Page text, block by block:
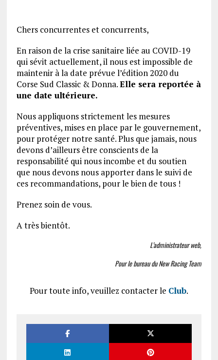
Chers concurrentes et concurrents,
En raison de la crise sanitaire liée au COVID-19
qui sévit actuellement, il nous est impossible de
maintenir à la date prévue l’édition 2020 du
Corse Sud Classic & Donna.Elle sera reportée à
une date ultérieure.
Nous appliquons strictement les mesures
préventives, mises en place par le gouvernement,
pour protéger notre santé. Plus que jamais, nous
devons d’ailleurs être conscients de la
responsabilité qui nous incombe et du soutien
que nous devons nous apporter dans le suivi de
ces recommandations, pour le bien de tous !
Prenez soin de vous.
A très bientôt.
L’administrateur web,
Pour le bureau du New Racing Team
Pour toute info, veuillez contacter le Club.